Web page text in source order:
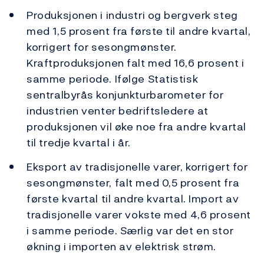
Produksjonen i industri og bergverk steg
med 1,5 prosent fra første til andre kvartal,
korrigert for sesongmønster.
Kraftproduksjonen falt med 16,6 prosent i
samme periode. Ifølge Statistisk
sentralbyrås konjunkturbarometer for
industrien venter bedriftsledere at
produksjonen vil øke noe fra andre kvartal
til tredje kvartal i år.
Eksport av tradisjonelle varer, korrigert for
sesongmønster, falt med 0,5 prosent fra
første kvartal til andre kvartal. Import av
tradisjonelle varer vokste med 4,6 prosent
i samme periode. Særlig var det en stor
økning i importen av elektrisk strøm.